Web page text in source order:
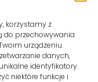
korzystamy z
do przechowywania
urządzeniu.
danych,
identyfikatory.
niektóre funkcje i